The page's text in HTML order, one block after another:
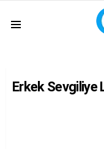
Erkek Sevgiliye